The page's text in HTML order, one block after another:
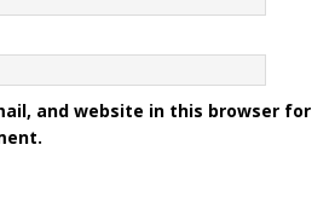
and website in this browser for